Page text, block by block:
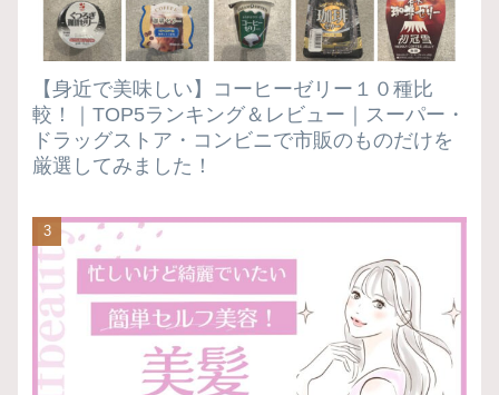
【身近で美味しい】コーヒーゼリー１０種比
較！｜TOP5ランキング＆レビュー｜スーパー・
ドラッグストア・コンビニで市販のものだけを
厳選してみました！